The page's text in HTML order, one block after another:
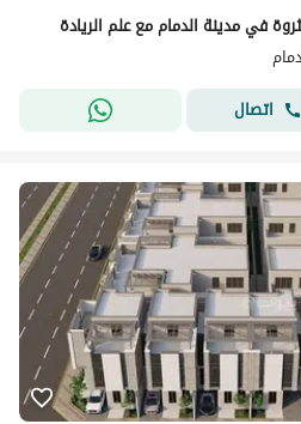
في مدينة الدمام مع علم الريادة
اتصال